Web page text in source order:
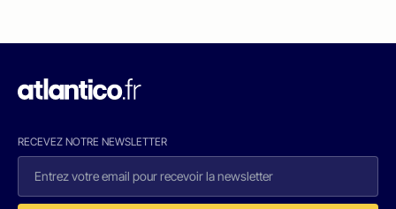
RECEVEZ NOTRE NEWSLETTER